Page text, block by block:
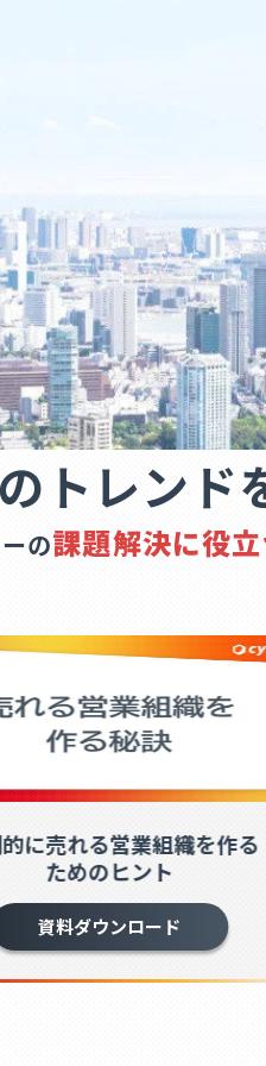
トレンド
の課題解決に役
に売れる営業組織を作る
ためのヒント
資料ダウンロード